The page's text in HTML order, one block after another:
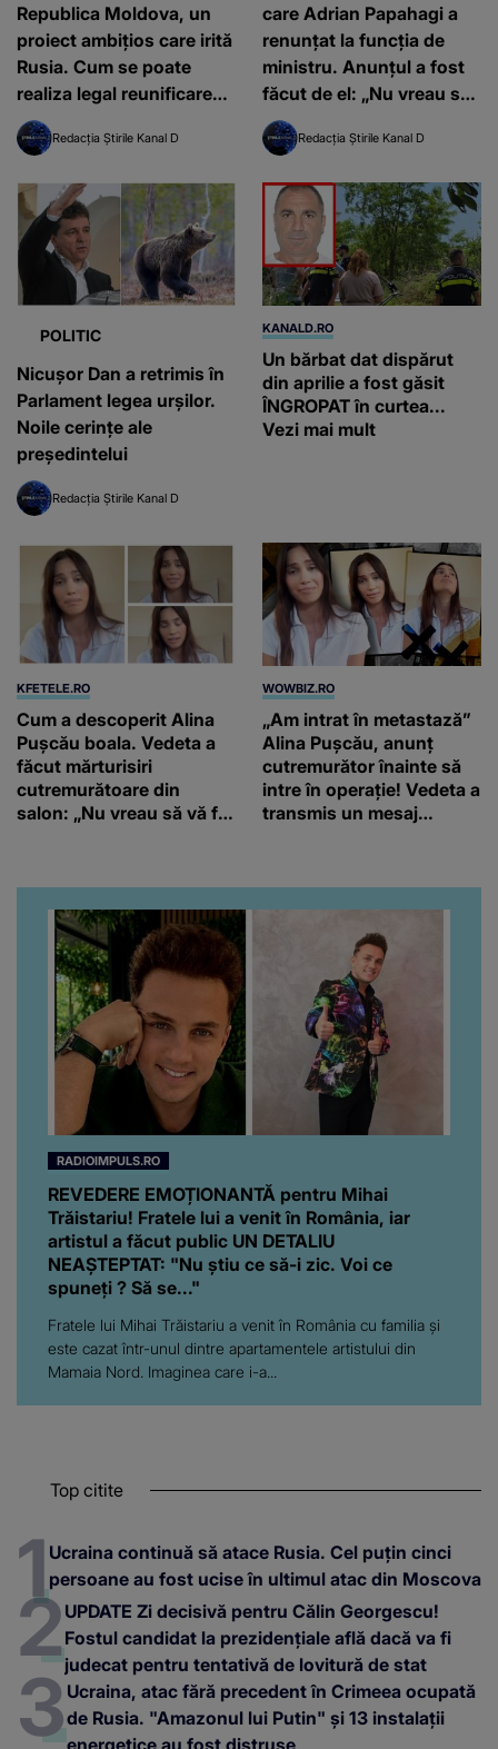
Republica Moldova, un
proiect ambițios care irită
Rusia. Cum se poate
realiza legal reunificarea,
după modelul Germaniei
din 1990Redacția Știrile Kanal D
care Adrian Papahagi a
renunțat la funcția de
ministru. Anunțul a fost
făcut de el: „Nu vreau să
intru în dușmănia dintre
Ilie Bolojan și Nicușor
Redacția Știrile Kanal D
POLITIC
Nicușor Dan a retrimis în
Parlament legea urșilor.
Noile cerințe ale
președintelui
Redacția Știrile Kanal D
KANALD.RO
Un bărbat dat dispărut
din aprilie a fost găsit
ÎNGROPAT în curtea...
Vezi mai mult
KFETELE.RO
Cum a descoperit Alina
Pușcău boala. Vedeta a
făcut mărturisiri
cutremurătoare din
salon: „Nu vreau să vă fie
WOWBIZ.RO
„Am intrat în metastază”
Alina Pușcău, anunț
cutremurător înainte să
intre în operație! Vedeta a
transmis un mesaj
RADIOIMPULS.RO
REVEDERE EMOȚIONANTĂ pentru Mihai
Trăistariu! Fratele lui a venit în România, iar
artistul a făcut public UN DETALIU
NEAȘTEPTAT: "Nu știu ce să-i zic. Voi ce
spuneți ? Să se..."
Fratele lui Mihai Trăistariu a venit în România cu familia și
este cazat într-unul dintre apartamentele artistului din
Mamaia Nord. Imaginea care i-a...
Top citite
Ucraina continuă să atace Rusia. Cel puțin cinci
persoane au fost ucise în ultimul atac din Moscova
UPDATE Zi decisivă pentru Călin Georgescu!
Fostul candidat la prezidențiale află dacă va fi
judecat pentru tentativă de lovitură de stat
Ucraina, atac fără precedent în Crimeea ocupată
de Rusia. "Amazonul lui Putin" și 13 instalații